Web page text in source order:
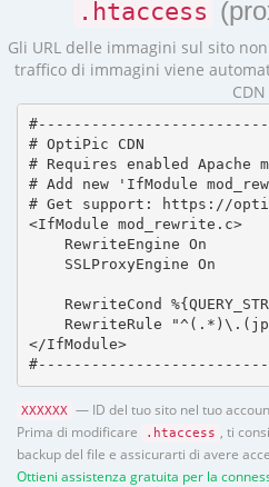
.htaccess
Gli URL delle immagini sul sito
traffico di immagini viene
CDN
# OptiPic CDN
# Requires enabled
# Add new 'IfModule
# Get support: https://
<IfModule mod_rewrite.c>
    RewriteEngine On
    SSLProxyEngine On
RewriteCond
RewriteRule
</IfModule>
XXXXXX
— ID del tuo sito nel tuo
Prima di modificare
.htaccess
, ti
backup del file e assicurarti di avere
Ottieni assistenza gratuita per la